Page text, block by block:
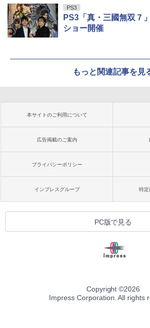
PS3
PS3「真・三國無双７
ショー開催
もっと関連記事を見
本サイトのご利用について
広告掲載のご案内
プライバシーポリシー
インプレスグループ 特定
PC版で見る
Copyright ©2026
Impress Corporation. All rights